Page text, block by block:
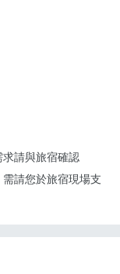
請與旅宿確認
請您於旅宿現場支